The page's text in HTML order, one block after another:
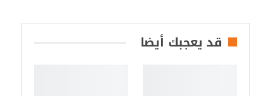
قد يعجبك أيضا